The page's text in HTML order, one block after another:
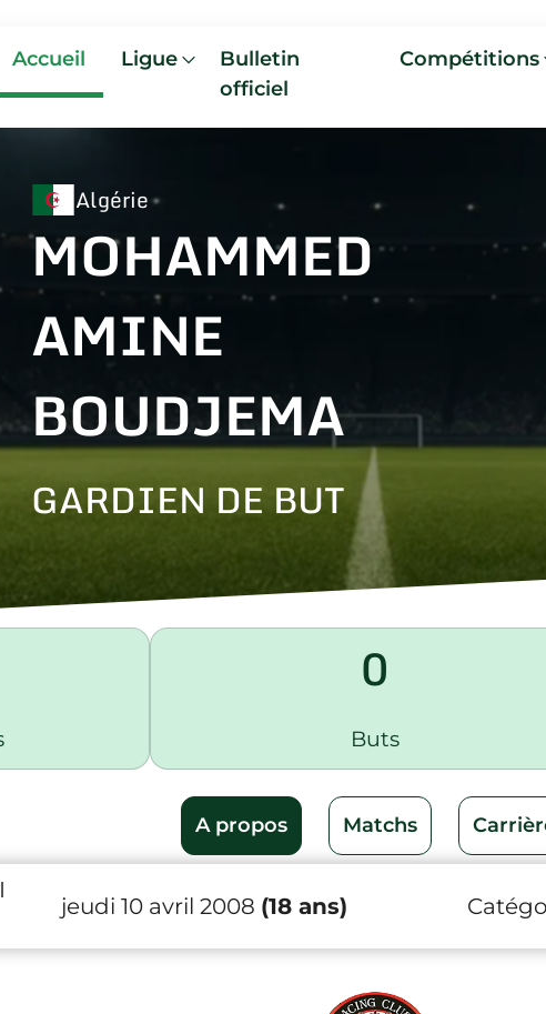
Accueil Ligue
Bulletin
officiel
Compétitions
Algérie
MOHAMMED
AMINE
BOUDJEMA
GARDIEN DE BUT
0
Buts
A propos Matchs
jeudi 10 avril 2008 (18 ans)